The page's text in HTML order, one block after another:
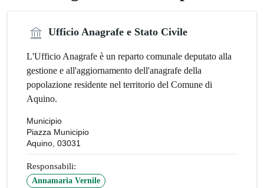
Ufficio Anagrafe e Stato Civile
L'Ufficio Anagrafe è un reparto comunale deputato alla
gestione e all'aggiornamento dell'anagrafe della
popolazione residente nel territorio del Comune di
Aquino.
Municipio
Piazza Municipio
Aquino, 03031
Responsabili:
Annamaria Vernile